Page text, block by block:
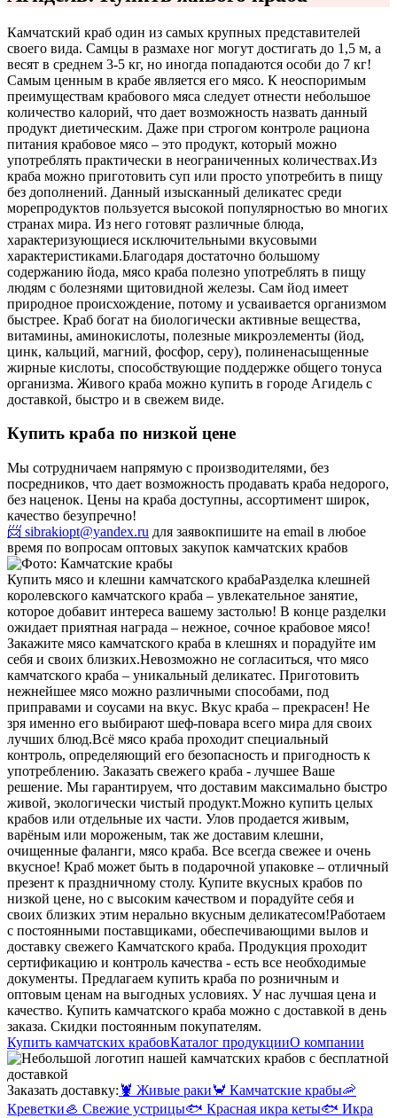
Камчатский краб один из самых крупных представителей
своего вида. Самцы в размахе ног могут достигать до 1,5 м, а
весят в среднем 3-5 кг, но иногда попадаются особи до 7 кг!
Самым ценным в крабе является его мясо. К неоспоримым
преимуществам крабового мяса следует отнести небольшое
количество калорий, что дает возможность назвать данный
продукт диетическим. Даже при строгом контроле рациона
питания крабовое мясо – это продукт, который можно
употреблять практически в неограниченных количествах.Из
краба можно приготовить суп или просто употребить в пищу
без дополнений. Данный изысканный деликатес среди
морепродуктов пользуется высокой популярностью во многих
странах мира. Из него готовят различные блюда,
характеризующиеся исключительными вкусовыми
характеристиками.Благодаря достаточно большому
содержанию йода, мясо краба полезно употреблять в пищу
людям с болезнями щитовидной железы. Сам йод имеет
природное происхождение, потому и усваивается организмом
быстрее. Краб богат на биологически активные вещества,
витамины, аминокислоты, полезные микроэлементы (йод,
цинк, кальций, магний, фосфор, серу), полиненасыщенные
жирные кислоты, способствующие поддержке общего тонуса
организма. Живого краба можно купить в городе Агидель с
доставкой, быстро и в свежем виде.
Купить краба по низкой цене
Мы сотрудничаем напрямую с производителями, без
посредников, что дает возможность продавать краба недорого,
без наценок. Цены на краба доступны, ассортимент широк,
качество безупречно!
📨 sibrakiopt@yandex.ru для заявокпишите на email в любое
время по вопросам оптовых закупок камчатских крабов
Купить мясо и клешни камчатского крабаРазделка клешней
королевского камчатского краба – увлекательное занятие,
которое добавит интереса вашему застолью! В конце разделки
ожидает приятная награда – нежное, сочное крабовое мясо!
Закажите мясо камчатского краба в клешнях и порадуйте им
себя и своих близких.Невозможно не согласиться, что мясо
камчатского краба – уникальный деликатес. Приготовить
нежнейшее мясо можно различными способами, под
приправами и соусами на вкус. Вкус краба – прекрасен! Не
зря именно его выбирают шеф-повара всего мира для своих
лучших блюд.Всё мясо краба проходит специальный
контроль, определяющий его безопасность и пригодность к
употреблению. Заказать свежего краба - лучшее Ваше
решение. Мы гарантируем, что доставим максимально быстро
живой, экологически чистый продукт.Можно купить целых
крабов или отдельные их части. Улов продается живым,
варёным или мороженым, так же доставим клешни,
очищенные фаланги, мясо краба. Все всегда свежее и очень
вкусное! Краб может быть в подарочной упаковке – отличный
презент к праздничному столу. Купите вкусных крабов по
низкой цене, но с высоким качеством и порадуйте себя и
своих близких этим нерально вкусным деликатесом!Работаем
с постоянными поставщиками, обеспечивающими вылов и
доставку свежего Камчатского краба. Продукция проходит
сертификацию и контроль качества - есть все необходимые
документы. Предлагаем купить краба по розничным и
оптовым ценам на выгодных условиях. У нас лучшая цена и
качество. Купить камчатского краба можно с доставкой в день
заказа. Скидки постоянным покупателям.
Купить камчатских крабовКаталог продукцииО компании
Заказать доставку: 🦞 Живые раки🦀 Камчатские крабы🦐
Креветки🦪 Свежие устрицы🐟 Красная икра кеты🐟 Икра